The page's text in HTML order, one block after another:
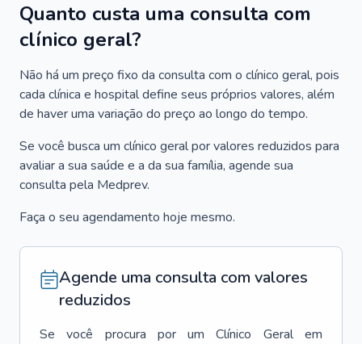
Quanto custa uma consulta com
clínico geral?
Não há um preço fixo da consulta com o clínico geral, pois
cada clínica e hospital define seus próprios valores, além
de haver uma variação do preço ao longo do tempo.
Se você busca um clínico geral por valores reduzidos para
avaliar a sua saúde e a da sua família, agende sua
consulta pela Medprev.
Faça o seu agendamento hoje mesmo.
Agende uma consulta com valores
reduzidos
Se você procura por um Clínico Geral
em